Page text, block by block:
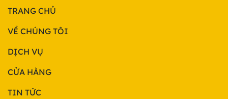
TRANG CHỦ
VỀ CHÚNG TÔI
DỊCH VỤ
CỬA HÀNG
TIN TỨC